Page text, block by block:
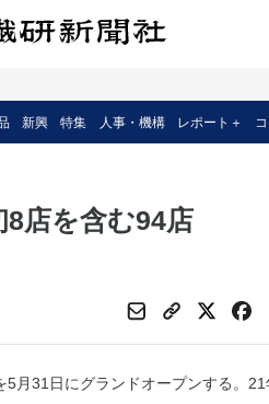
新興 特集 人事・機構 レポート＋
店を含む94店
月31日にグランドオープンする。21